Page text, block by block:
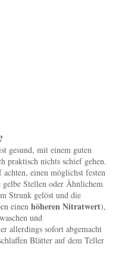
gesund, mit einem guten
praktisch nichts schief gehen.
einen möglichst festen
Stellen oder Ähnlichem
Strunk gelöst und die
einen höheren Nitratwert),
und
allerdings sofort abgemacht
Blätter auf dem Teller